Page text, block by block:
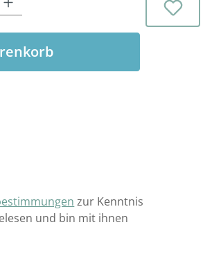
zur Kenntnis
und bin mit ihnen